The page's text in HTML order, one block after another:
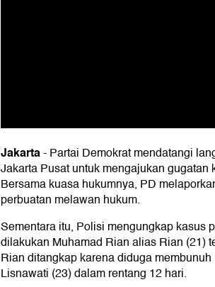
Jakarta-Partai Demokrat mendatangi
Jakarta Pusat untuk mengajukan gugatan
Bersama kuasa hukumnya, PD
perbuatan melawan hukum.
Sementara itu, Polisi mengungkap kasus
dilakukan Muhamad Rian alias Rian (21)
Rian ditangkap karena diduga
Lisnawati (23) dalam rentang 12 hari.